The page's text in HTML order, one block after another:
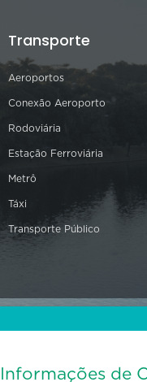
Transporte
Aeroportos
Conexão Aeroporto
Rodoviária
Estação Ferroviária
Metrô
Táxi
Transporte Público
Informações de